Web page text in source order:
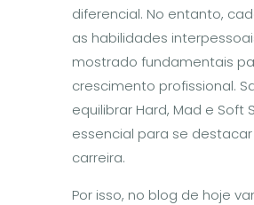
diferencial. No entanto,
as habilidades
mostrado fundamentais
crescimento profissional.
equilibrar Hard, Mad e Soft
essencial para se
carreira.
Por isso, no blog de hoje